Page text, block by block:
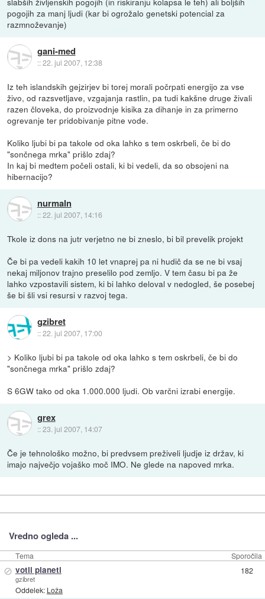
pogojih za manj ljudi (kar bi ogrožalo genetski potencial za
razmnoževanje)
gani-med
::22. jul 2007, 12:38
Iz teh islandskih gejzirjev bi torej morali počrpati energijo za vse
živo, od razsvetljave, vzgajanja rastlin, pa tudi kakšne druge živali
razen človeka, do proizvodnje kisika za dihanje in za primerno
ogrevanje ter pridobivanje pitne vode.
Koliko ljubi bi pa takole od oka lahko s tem oskrbeli, če bi do
"sončnega mrka" prišlo zdaj?
In kaj bi medtem počeli ostali, ki bi vedeli, da so obsojeni na
hibernacijo?
nurmaln
::22. jul 2007, 14:16
Tkole iz dons na jutr verjetno ne bi zneslo, bi bil prevelik projekt
Če bi pa vedeli kakih 10 let vnaprej pa ni hudič da se ne bi vsaj
nekaj miljonov trajno preselilo pod zemljo. V tem času bi pa že
lahko vzpostavili sistem, ki bi lahko deloval v nedogled, še posebej
še bi šli vsi resursi v razvoj tega.
gzibret
::22. jul 2007, 17:00
> Koliko ljubi bi pa takole od oka lahko s tem oskrbeli, če bi do
"sončnega mrka" prišlo zdaj?
S 6GW tako od oka 1.000.000 ljudi. Ob varčni izrabi energije.
grex
::23. jul 2007, 14:07
Če je tehnološko možno, bi predvsem preživeli ljudje iz držav, ki
imajo največjo vojaško moč IMO. Ne glede na napoved mrka.
Vredno ogleda ...
Tema Sporočila
⊘ votli planeti
gzibret
Oddelek: Loža
182